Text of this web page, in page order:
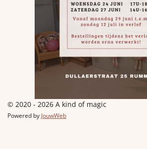
© 2020 - 2026 A kind of magic
Powered by JouwWeb